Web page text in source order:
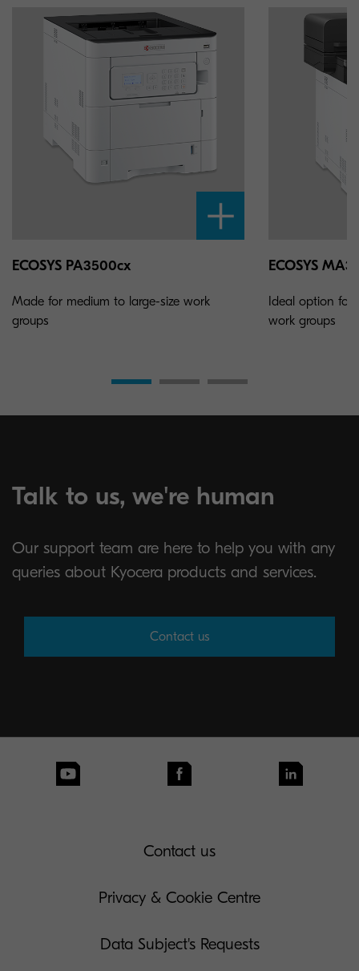
ECOSYS PA3500cx
Made for medium to large-size work
groups
ECOSYS
Ideal option for
work groups
Talk to us, we're human
Our support team are here to help you with any
queries about Kyocera products and services.
Contact us
Contact us
Privacy & Cookie Centre
Data Subject's Requests